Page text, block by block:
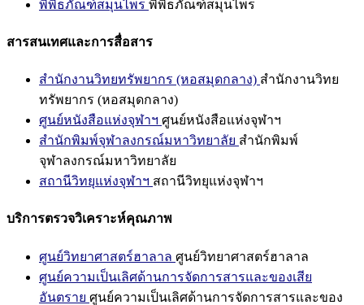
พิพิธภัณฑ์สมุนไพร พิพิธภัณฑ์สมุนไพร
สารสนเทศและการสื่อสาร
สำนักงานวิทยทรัพยากร (หอสมุดกลาง) สำนักงานวิทย
ทรัพยากร (หอสมุดกลาง)
ศูนย์หนังสือแห่งจุฬาฯ ศูนย์หนังสือแห่งจุฬาฯ
สำนักพิมพ์จุฬาลงกรณ์มหาวิทยาลัย สำนักพิมพ์
จุฬาลงกรณ์มหาวิทยาลัย
สถานีวิทยุแห่งจุฬาฯ สถานีวิทยุแห่งจุฬาฯ
บริการตรวจวิเคราะห์คุณภาพ
ศูนย์วิทยาศาสตร์ฮาลาล ศูนย์วิทยาศาสตร์ฮาลาล
ศูนย์ความเป็นเลิศด้านการจัดการสารและของเสีย
อันตราย ศูนย์ความเป็นเลิศด้านการจัดการสารและของ